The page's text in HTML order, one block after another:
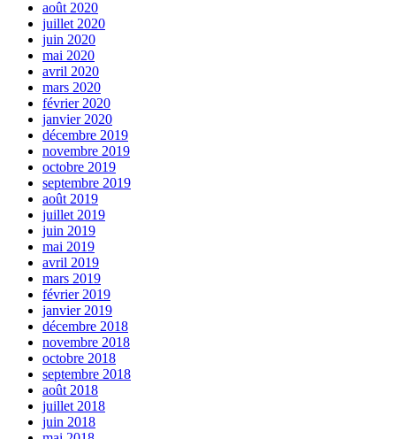
août 2020
juillet 2020
juin 2020
mai 2020
avril 2020
mars 2020
février 2020
janvier 2020
décembre 2019
novembre 2019
octobre 2019
septembre 2019
août 2019
juillet 2019
juin 2019
mai 2019
avril 2019
mars 2019
février 2019
janvier 2019
décembre 2018
novembre 2018
octobre 2018
septembre 2018
août 2018
juillet 2018
juin 2018